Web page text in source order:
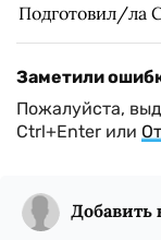
Подготовил/ла
Заметили
Пожалуйста,
Ctrl+Enter или